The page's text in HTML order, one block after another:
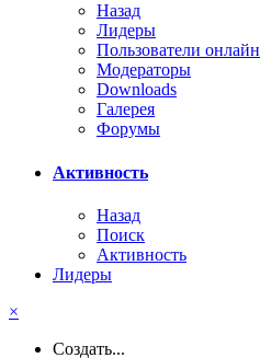
Назад
Лидеры
Пользователи онлайн
Модераторы
Downloads
Галерея
Форумы
Активность
Назад
Поиск
Активность
Лидеры
×
Создать...